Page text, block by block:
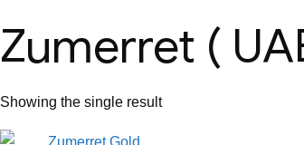
Zumerret (
Showing the single result